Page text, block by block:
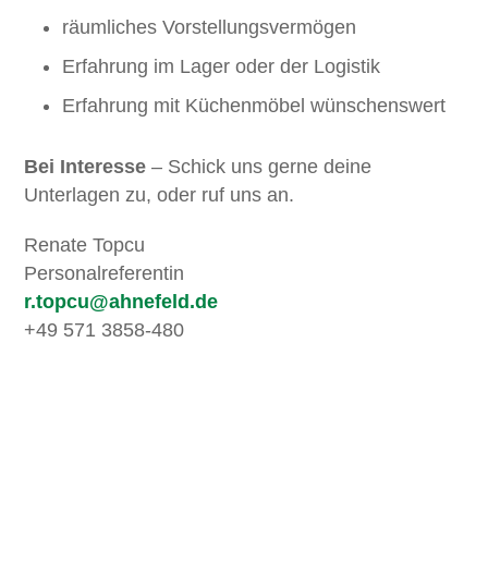
räumliches Vorstellungsvermögen
Erfahrung im Lager oder der Logistik
Erfahrung mit Küchenmöbel wünschenswert
Bei Interesse– Schick uns gerne deine
Unterlagen zu, oder ruf uns an.
Renate Topcu
Personalreferentin
r.topcu@ahnefeld.de
+49 571 3858-480